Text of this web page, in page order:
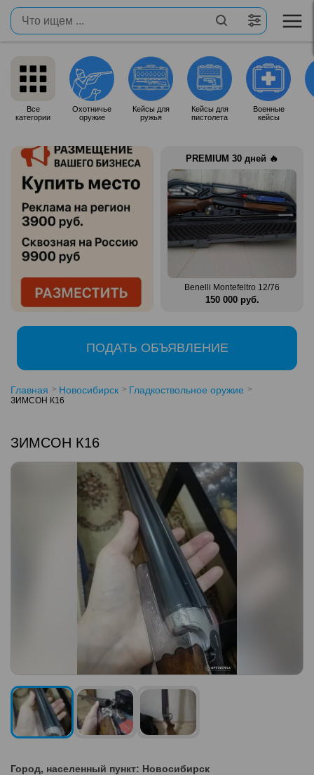
Все
категории
Охотничье
оружие
Кейсы для
ружья
Кейсы для
пистолета
Военные
кейсы
PREMIUM 30 дней 🔥
Продам итальянское ружье
Silma M70
80 000 руб.
Benelli Montefeltro 12/76
150 000 руб.
ПОДАТЬ ОБЪЯВЛЕНИЕ
Главная Новосибирск Гладкоствольное оружие
ЗИМСОН К16
ЗИМСОН К16
Город, населенный пункт: Новосибирск